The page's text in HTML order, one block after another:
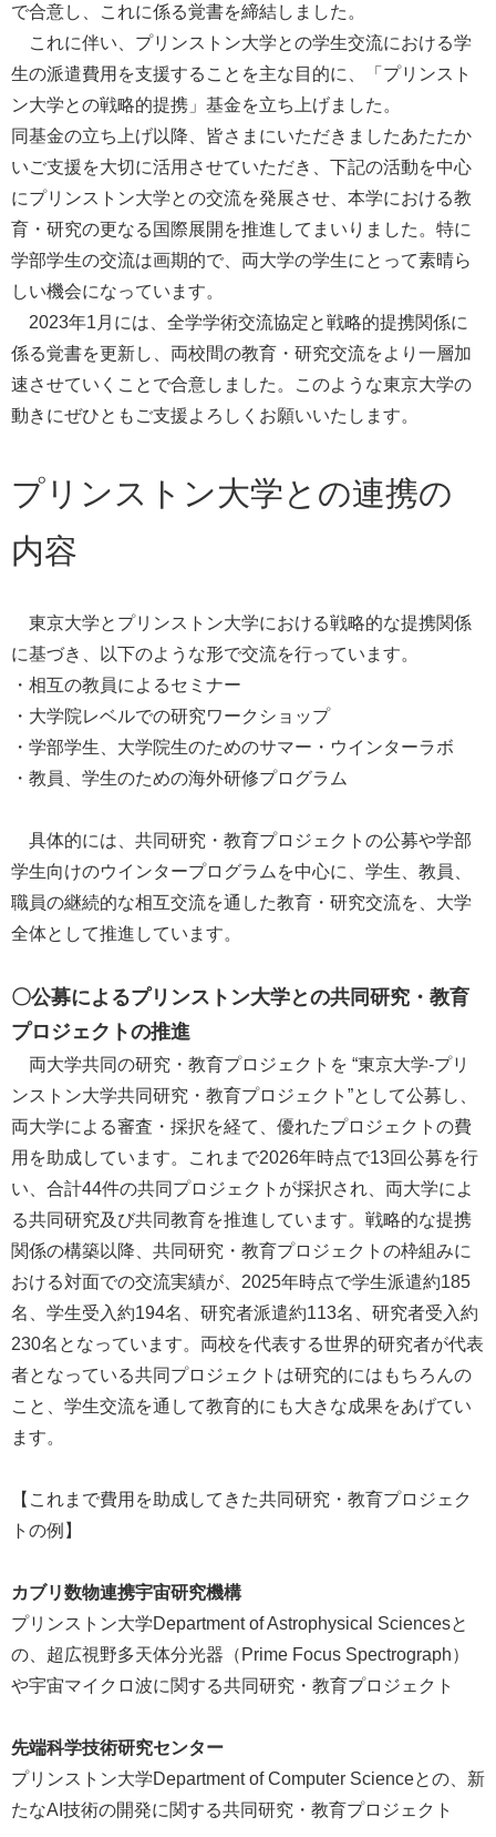
で合意し、これに係る覚書を締結しました。
これに伴い、プリンストン大学との学生交流における学
生の派遣費用を支援することを主な目的に、「プリンスト
ン大学との戦略的提携」基金を立ち上げました。
同基金の立ち上げ以降、皆さまにいただきましたあたたか
いご支援を大切に活用させていただき、下記の活動を中心
にプリンストン大学との交流を発展させ、本学における教
育・研究の更なる国際展開を推進してまいりました。特に
学部学生の交流は画期的で、両大学の学生にとって素晴ら
しい機会になっています。
2023年1月には、全学学術交流協定と戦略的提携関係に
係る覚書を更新し、両校間の教育・研究交流をより一層加
速させていくことで合意しました。このような東京大学の
動きにぜひともご支援よろしくお願いいたします。
プリンストン大学との連携の
内容
東京大学とプリンストン大学における戦略的な提携関係
に基づき、以下のような形で交流を行っています。
・相互の教員によるセミナー
・大学院レベルでの研究ワークショップ
・学部学生、大学院生のためのサマー・ウインターラボ
・教員、学生のための海外研修プログラム
具体的には、共同研究・教育プロジェクトの公募や学部
学生向けのウインタープログラムを中心に、学生、教員、
職員の継続的な相互交流を通した教育・研究交流を、大学
全体として推進しています。
〇公募によるプリンストン大学との共同研究・教育
プロジェクトの推進
両大学共同の研究・教育プロジェクトを “東京大学-プリ
ンストン大学共同研究・教育プロジェクト”として公募し、
両大学による審査・採択を経て、優れたプロジェクトの費
用を助成しています。これまで2026年時点で13回公募を行
い、合計44件の共同プロジェクトが採択され、両大学によ
る共同研究及び共同教育を推進しています。戦略的な提携
関係の構築以降、共同研究・教育プロジェクトの枠組みに
おける対面での交流実績が、2025年時点で学生派遣約185
名、学生受入約194名、研究者派遣約113名、研究者受入約
230名となっています。両校を代表する世界的研究者が代表
者となっている共同プロジェクトは研究的にはもちろんの
こと、学生交流を通して教育的にも大きな成果をあげてい
ます。
【これまで費用を助成してきた共同研究・教育プロジェク
トの例】
カブリ数物連携宇宙研究機構
プリンストン大学Department of Astrophysical Sciencesと
の、超広視野多天体分光器（Prime Focus Spectrograph）
や宇宙マイクロ波に関する共同研究・教育プロジェクト
先端科学技術研究センター
プリンストン大学Department of Computer Scienceとの、新
たなAI技術の開発に関する共同研究・教育プロジェクト